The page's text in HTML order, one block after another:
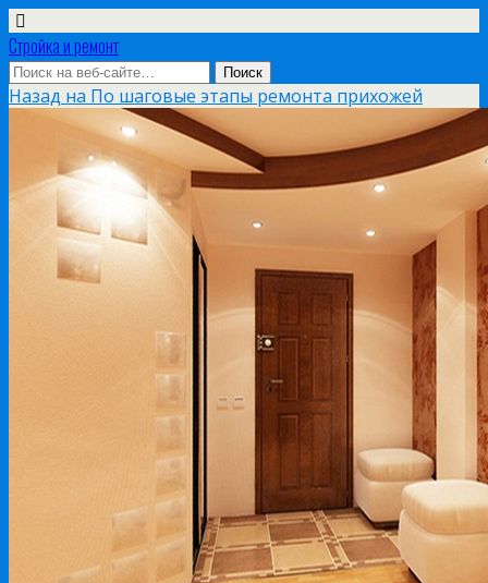
Стройка и ремонт
Назад на По шаговые этапы ремонта прихожей